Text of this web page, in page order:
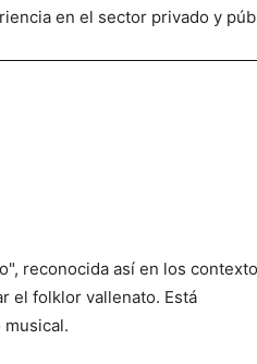
en el sector privado y
reconocida así en los
el folklor vallenato. Está